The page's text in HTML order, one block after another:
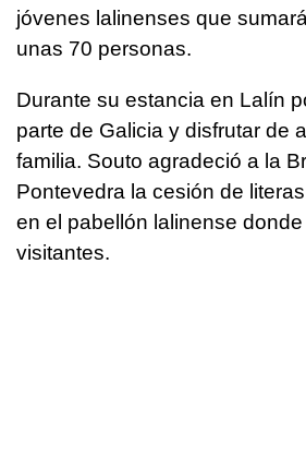
jóvenes lalinenses que
unas 70 personas.
Durante su estancia en Lalín
parte de Galicia y disfrutar de
familia. Souto agradeció a la
Pontevedra la cesión de
en el pabellón lalinense
visitantes.